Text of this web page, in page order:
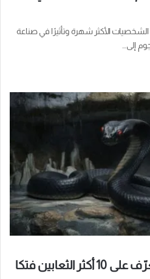
الأكثر شهرة وتأثيرًا في صناعة
إلى…
فتكا